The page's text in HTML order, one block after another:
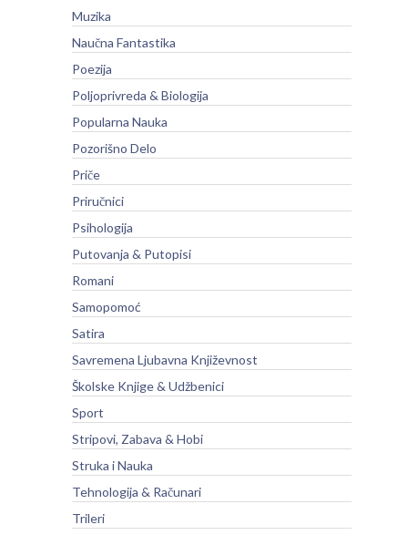
Muzika
Naučna Fantastika
Poezija
Poljoprivreda & Biologija
Popularna Nauka
Pozorišno Delo
Priče
Priručnici
Psihologija
Putovanja & Putopisi
Romani
Samopomoć
Satira
Savremena Ljubavna Književnost
Školske Knjige & Udžbenici
Sport
Stripovi, Zabava & Hobi
Struka i Nauka
Tehnologija & Računari
Trileri